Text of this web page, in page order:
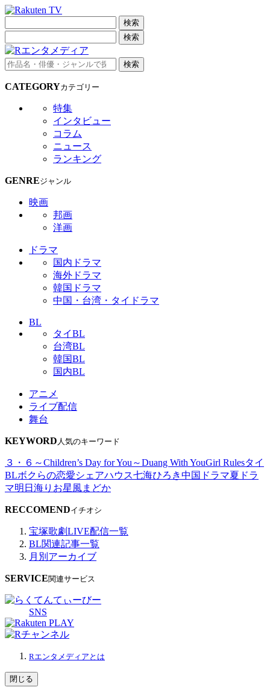
検索
検索
検索
CATEGORYカテゴリー
特集
インタビュー
コラム
ニュース
ランキング
GENREジャンル
映画
邦画
洋画
ドラマ
国内ドラマ
海外ドラマ
韓国ドラマ
中国・台湾・タイドラマ
BL
タイBL
台湾BL
韓国BL
国内BL
アニメ
ライブ配信
舞台
KEYWORD 人気のキーワード
３・６～Children’s Day for You～Duang With YouGirl Rulesタイ
BLボクらの恋愛シェアハウス七海ひろき中国ドラマ夏ドラ
マ明日海りお星風まどか
RECCOMENDイチオシ
宝塚歌劇LIVE配信一覧
BL関連記事一覧
月別アーカイブ
SERVICE関連サービス
SNS
Rエンタメディアとは
閉じる